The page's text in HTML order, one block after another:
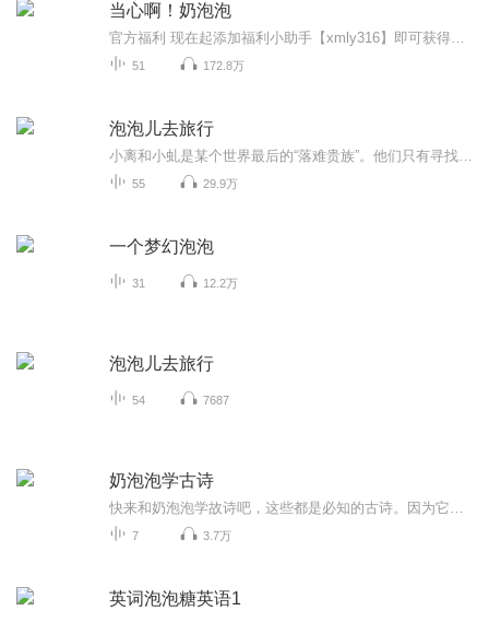
当心啊！奶泡泡
51 172.8万
泡泡儿去旅行
55 29.9万
一个梦幻泡泡
31 12.2万
泡泡儿去旅行
54 7687
奶泡泡学古诗
7 3.7万
英词泡泡糖英语1